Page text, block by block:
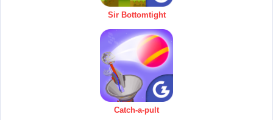
Sir Bottomtight
Catch-a-pult